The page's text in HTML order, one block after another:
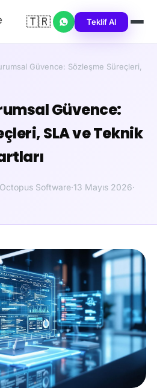
🇹🇷 Teklif Al
Güvence: Sözleşme Süreçleri,
Güvence:
SLA ve Teknik
Octopus Software·13 Mayıs 2026·